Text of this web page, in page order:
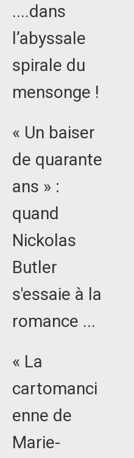
....dans
l’abyssale
spirale du
mensonge !
« Un baiser
de quarante
ans » :
quand
Nickolas
Butler
s'essaie à la
romance ...
« La
cartomanci
enne de
Marie-